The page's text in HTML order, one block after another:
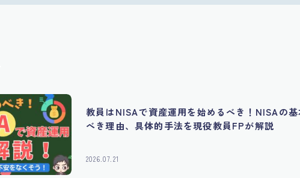
教員はNISAで資産運用を始めるべき！NISAの
べき理由、具体的手法を現役教員FPが解説
2026.07.21